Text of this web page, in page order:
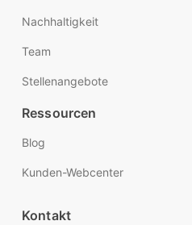
Nachhaltigkeit
Team
Stellenangebote
Ressourcen
Blog
Kunden-Webcenter
Kontakt